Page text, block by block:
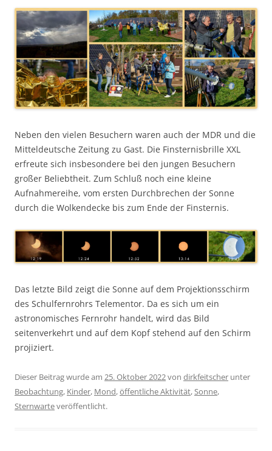
Neben den vielen Besuchern waren auch der MDR und die
Mitteldeutsche Zeitung zu Gast. Die Finsternisbrille XXL
erfreute sich insbesondere bei den jungen Besuchern
großer Beliebtheit. Zum Schluß noch eine kleine
Aufnahmereihe, vom ersten Durchbrechen der Sonne
durch die Wolkendecke bis zum Ende der Finsternis.
Das letzte Bild zeigt die Sonne auf dem Projektionsschirm
des Schulfernrohrs Telementor. Da es sich um ein
astronomisches Fernrohr handelt, wird das Bild
seitenverkehrt und auf dem Kopf stehend auf den Schirm
projiziert.
Dieser Beitrag wurde am 25. Oktober 2022von dirkfeitscher unter
Beobachtung, Kinder, Mond,öffentliche Aktivität,Sonne,
Sternwarteveröffentlicht.